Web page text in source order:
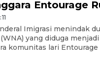
Entourage
Imigrasi menindak
yang diduga menjadi
komunitas lari Entourage